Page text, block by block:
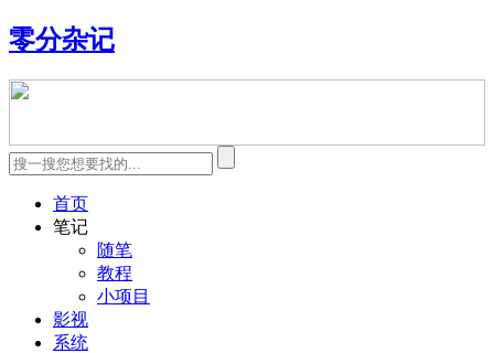
零分杂记
首页
笔记
随笔
教程
小项目
影视
系统